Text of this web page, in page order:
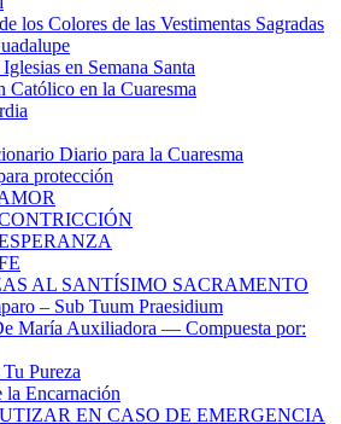
los Colores de las Vestimentas Sagradas
en Semana Santa
Católico en la Cuaresma
Diario para la Cuaresma
protección
AL SANTÍSIMO SACRAMENTO
– Sub Tuum Praesidium
María Auxiliadora — Compuesta por:
Pureza
la Encarnación
EN CASO DE EMERGENCIA